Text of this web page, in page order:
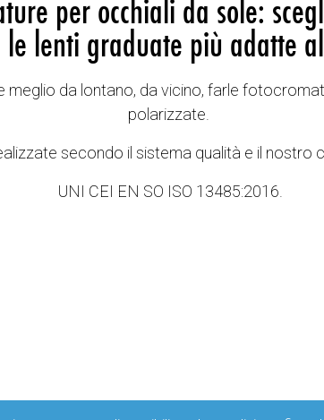
per occhiali da sole:
lenti graduate più adatte
meglio da lontano, da vicino, farle
polarizzate.
secondo il sistema qualità e il nostro
UNI CEI EN SO ISO 13485:2016.